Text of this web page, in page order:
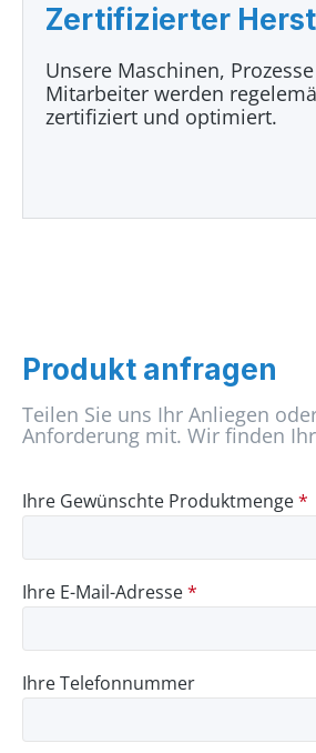
Zertifizierter
Unsere Maschinen,
Mitarbeiter werden
zertifiziert und optimiert.
Produkt anfragen
Teilen Sie uns Ihr Anliegen
Anforderung mit. Wir finden
Ihre Gewünschte Produktmenge*
Ihre E-Mail-Adresse*
Ihre Telefonnummer